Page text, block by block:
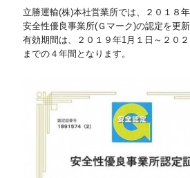
立勝運輸(株)本社営業所では、２０１８
安全性優良事業所(Ｇマーク)の認定を更新
有効期間は、２０１９年1月１日～２０
までの４年間となります。